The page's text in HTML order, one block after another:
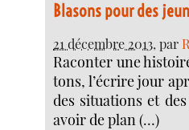
Blasons pour des
21 décembre 2013, par
Raconter une
tons, l’écrire jour
des situa­tions et
avoir de plan (…)